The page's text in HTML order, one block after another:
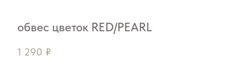
обвес цветок RED/PEARL
1 290 ₽